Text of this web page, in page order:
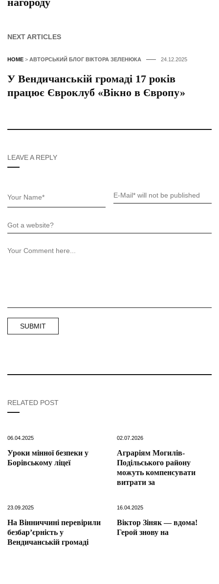
NEXT ARTICLES
HOME > АВТОРСЬКИЙ БЛОГ ВІКТОРА ЗЕЛЕНЮКА 24.12.2025
У Вендичанській громаді 17 років
працює Євроклуб «Вікно в Європу»
LEAVE A REPLY
RELATED POST
06.04.2025
Уроки мінної безпеки у
Борівському ліцеї
02.07.2026
Аграріям Могилів-
Подільського району
можуть компенсувати
витрати за
23.09.2025
На Вінниччині перевірили
безбар’єрність у
Вендичанській громаді
16.04.2025
Віктор Зіняк — вдома!
Герой знову на